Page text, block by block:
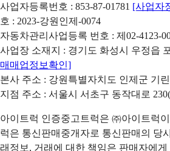
사업자등록번호 : 853-87-01781 [사업자
호 : 2023-강원인제-0074
자동차관리사업등록 번호 : 제02-4123-
사업장 소재지 : 경기도 화성시 우정읍
매매업정보확인]
본사 주소 : 강원특별자치도 인제군 기린
지점 주소 : 서울시 서초구 동작대로
아이트럭 인증중고트럭은 ㈜아이트럭
럭은 통신판매중개자로 통신판매의 당
래정보, 거래에 대한 책임은 판매자에게